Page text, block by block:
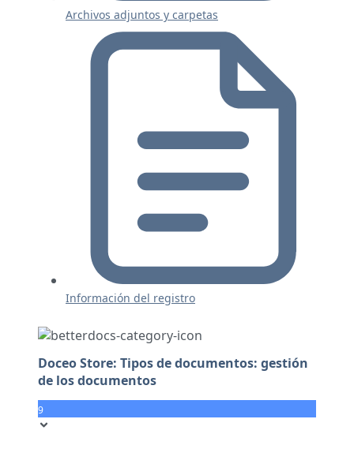
Archivos adjuntos y carpetas
Información del registro
Doceo Store: Tipos de documentos: gestión
de los documentos
9